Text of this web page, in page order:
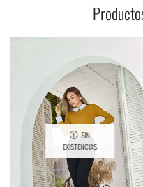
SIN
EXISTENCIAS